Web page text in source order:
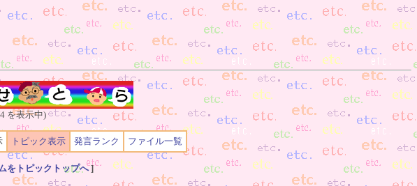
を表示中)
トピック表示 発言ランク ファイル一覧
をトピックトップへ]